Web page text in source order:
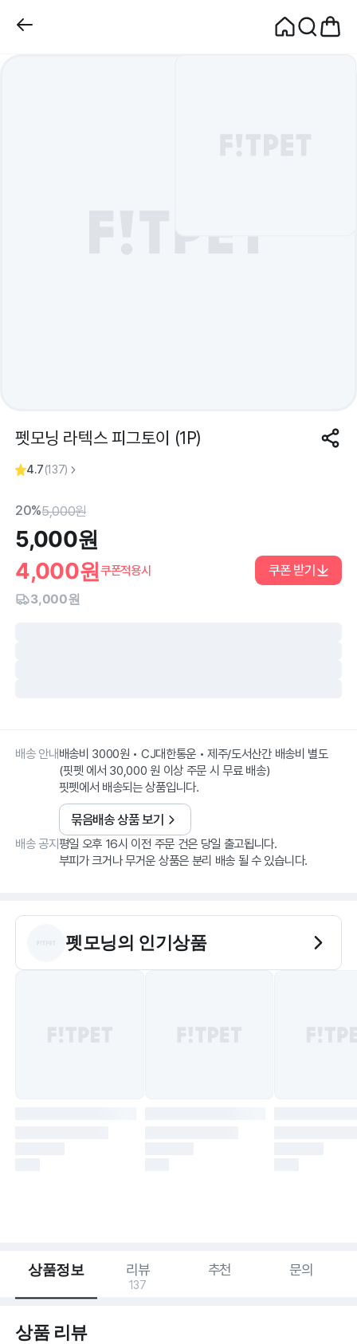
펫모닝 라텍스 피그토이 (1P)
4.7(137)
20%5,000원
5,000원
4,000원쿠폰적용시 쿠폰 받기
3,000원
배송 안내배송비 3000원 • CJ대한통운 • 제주/도서산간 배송비 별도
(핏펫 에서 30,000 원 이상 주문 시 무료 배송)
핏펫에서 배송되는 상품입니다.
묶음배송 상품 보기
배송 공지평일 오후 16시 이전 주문 건은 당일 출고됩니다.
부피가 크거나 무거운 상품은 분리 배송 될 수 있습니다.
펫모닝의 인기상품
상품정보 리뷰
137
추천 문의
상품 리뷰